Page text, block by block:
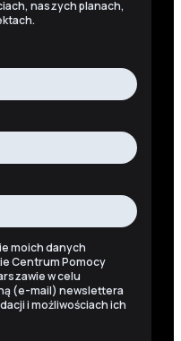
naszych planach,
moich danych
Centrum Pomocy
w celu
(e-mail) newslettera
i możliwościach ich